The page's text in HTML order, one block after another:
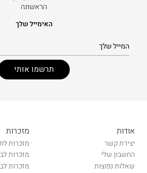
הראשונה
האימייל שלך
אודות
יצירת קשר
החשבון שלי
שאלות נפוצות
מזכרות
מזכרות
מזכרות
מזכרות